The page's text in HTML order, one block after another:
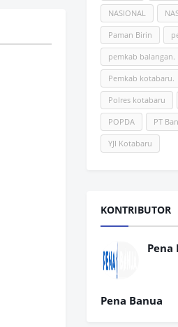
NASIONAL
Paman Birin
pemkab balangan.
Pemkab kotabaru.
Polres kotabaru
POPDA PT
YJI Kotabaru
KONTRIBUTOR
Pena
Pena Banua